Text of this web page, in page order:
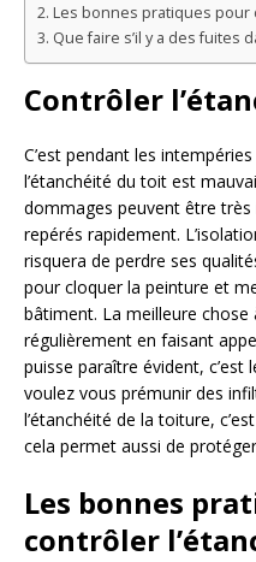
Les bonnes pratiques pour
Que faire s’il y a des fuites
Contrôler
C’est pendant les
l’étanchéité du toit est
dommages peuvent être très
repérés rapidement.
risquera de perdre ses
pour cloquer la peinture et
bâtiment. La meilleure
régulièrement en faisant
puisse paraître évident,
voulez vous prémunir des
l’étanchéité de la toiture,
cela permet aussi de
Les bonnes
contrôler